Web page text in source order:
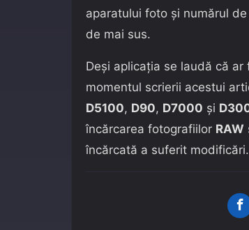
aparatului foto și numărul
de mai sus.
Deși aplicația se laudă că
momentul scrierii acestui
D5100, D90, D7000 și
încărcarea fotografiilor RAW
încărcată a suferit